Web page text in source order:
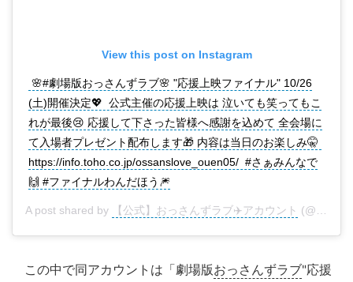
View this post on Instagram
🌸#劇場版おっさんずラブ🌸 "応援上映ファイナル" 10/26
(土)開催決定💖 公式主催の応援上映は 泣いても笑ってもこ
れが最後😢 応援して下さった皆様へ感謝を込めて 全会場に
て入場者プレゼント配布します🎁 内容は当日のお楽しみ🤫
https://info.toho.co.jp/ossanslove_ouen05/‬ #さぁみんなで
🙌 #ファイナルわんだほう🎆
A post shared by 【公式】おっさんずラブ✈️アカウント (@ossanslove) on
この中で同アカウントは「劇場版おっさんずラブ"応援